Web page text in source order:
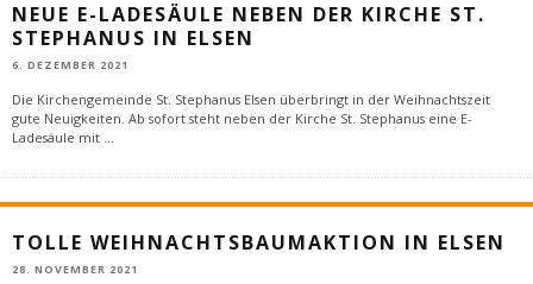
NEUE E-LADESÄULE NEBEN DER KIRCHE ST.
STEPHANUS IN ELSEN
6. DEZEMBER 2021
Die Kirchengemeinde St. Stephanus Elsen überbringt in der Weihnachtszeit
gute Neuigkeiten. Ab sofort steht neben der Kirche St. Stephanus eine E-
Ladesäule mit ...
TOLLE WEIHNACHTSBAUMAKTION IN ELSEN
28. NOVEMBER 2021